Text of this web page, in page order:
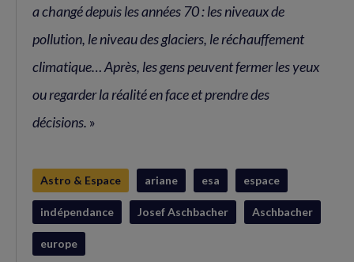
a changé depuis les années 70 : les niveaux de
pollution, le niveau des glaciers, le réchauffement
climatique… Après, les gens peuvent fermer les yeux
ou regarder la réalité en face et prendre des
décisions. »
Astro & Espace ariane esa espace
indépendance Josef Aschbacher Aschbacher
europe